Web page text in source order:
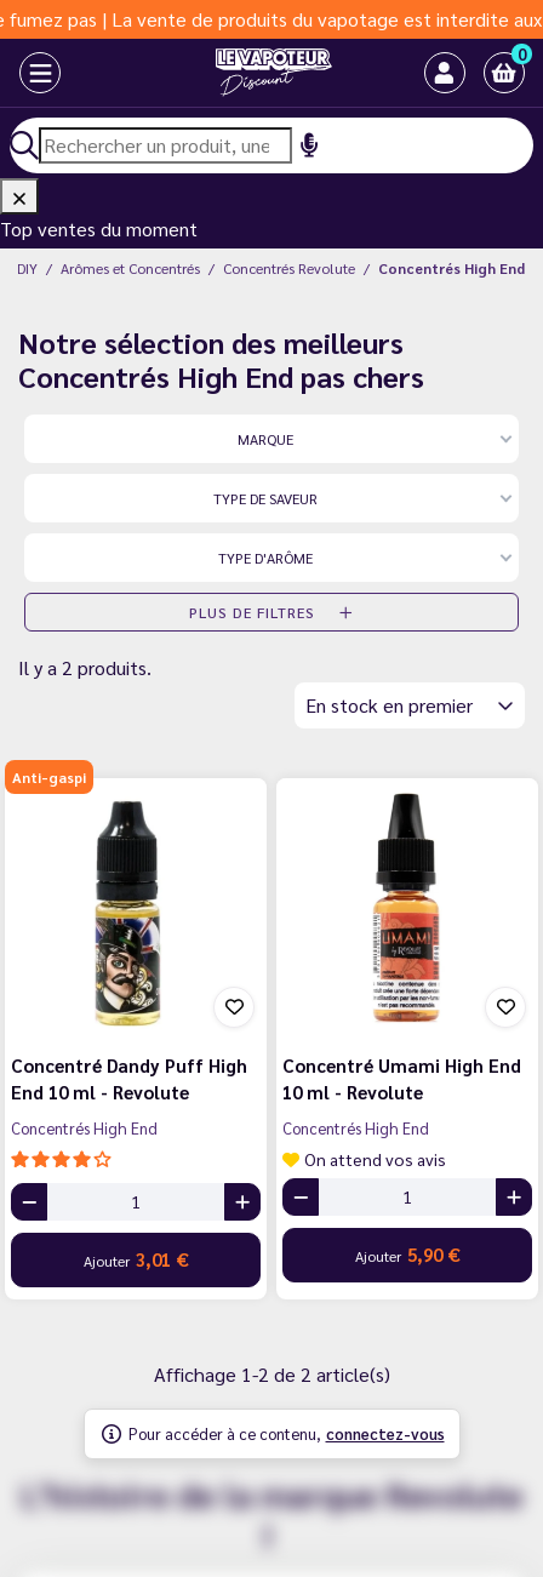
| La vente de produits du vapotage est interdite aux
0
Top ventes du moment
DIY Arômes et Concentrés Concentrés Revolute Concentrés High End
Notre sélection des meilleurs
Concentrés High End pas chers
MARQUE
TYPE DE SAVEUR
TYPE D'ARÔME
PLUS DE FILTRES
Il y a 2 produits.
En stock en premier
Anti-gaspi
Concentré Dandy Puff High
End 10 ml - Revolute
Concentrés High End
Ajouter 3,01 €
Concentré Umami High End
10 ml - Revolute
Concentrés High End
On attend vos avis
Ajouter 5,90 €
Affichage 1-2 de 2 article(s)
Pour accéder à ce contenu, connectez-vous
L’histoire de la marque Revolute